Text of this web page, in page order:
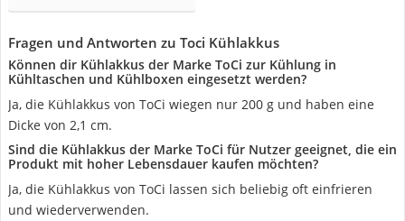
Fragen und Antworten zu Toci Kühlakkus
Können dir Kühlakkus der Marke ToCi zur Kühlung in
Kühltaschen und Kühlboxen eingesetzt werden?
Ja, die Kühlakkus von ToCi wiegen nur 200 g und haben eine
Dicke von 2,1 cm.
Sind die Kühlakkus der Marke ToCi für Nutzer geeignet, die ein
Produkt mit hoher Lebensdauer kaufen möchten?
Ja, die Kühlakkus von ToCi lassen sich beliebig oft einfrieren
und wiederverwenden.